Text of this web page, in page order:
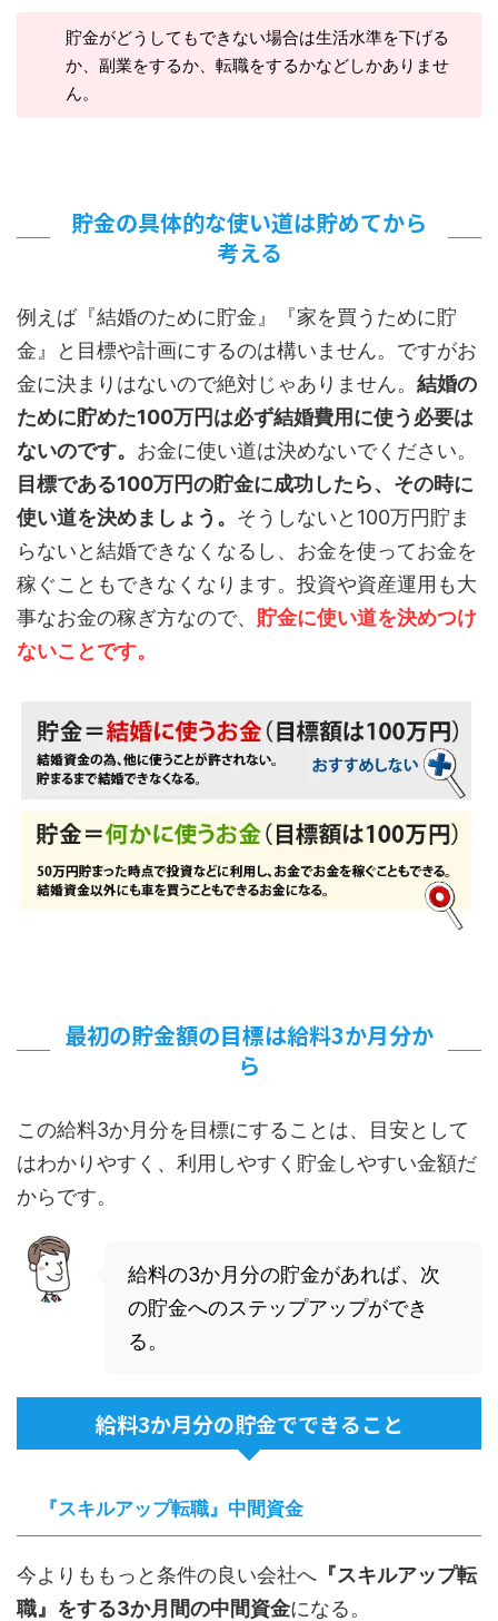
貯金がどうしてもできない場合は生活水準を下げる
か、副業をするか、転職をするかなどしかありませ
ん。
貯金の具体的な使い道は貯めてから
考える
例えば『結婚のために貯金』『家を買うために貯
金』と目標や計画にするのは構いません。ですがお
金に決まりはないので絶対じゃありません。 結婚の
ために貯めた100万円は必ず結婚費用に使う必要は
ないのです。 お金に使い道は決めないでください。
目標である100万円の貯金に成功したら、その時に
使い道を決めましょう。 そうしないと100万円貯ま
らないと結婚できなくなるし、お金を使ってお金を
稼ぐこともできなくなります。投資や資産運用も大
事なお金の稼ぎ方なので、 貯金に使い道を決めつけ
ないことです。
最初の貯金額の目標は給料3か月分か
ら
この給料3か月分を目標にすることは、目安として
はわかりやすく、利用しやすく貯金しやすい金額だ
からです。
給料の3か月分の貯金があれば、次
の貯金へのステップアップができ
る。
給料3か月分の貯金でできること
『スキルアップ転職』中間資金
今よりももっと条件の良い会社へ 『スキルアップ転
職』をする3か月間の中間資金になる。